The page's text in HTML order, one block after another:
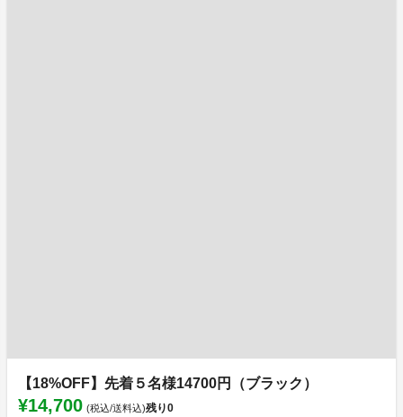
【18%OFF】先着５名様14700円（ブラック）
¥14,700 (税込/送料込)残り0